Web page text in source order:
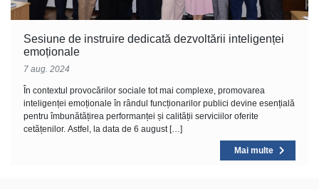
Sesiune de instruire dedicată dezvoltării inteligenței
emoționale
7 aug. 2024
În contextul provocărilor sociale tot mai complexe, promovarea
inteligenței emoționale în rândul funcționarilor publici devine esențială
pentru îmbunătățirea performanței și calității serviciilor oferite
cetățenilor. Astfel, la data de 6 august […]
Mai multe